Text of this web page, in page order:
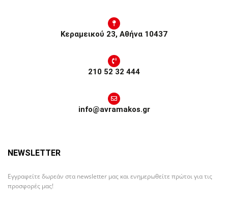
Κεραμεικού 23, Αθήνα 10437
210 52 32 444
info@avramakos.gr
NEWSLETTER
Εγγραφείτε δωρεάν στα newsletter μας και ενημερωθείτε πρώτοι για τις
προσφορές μας!